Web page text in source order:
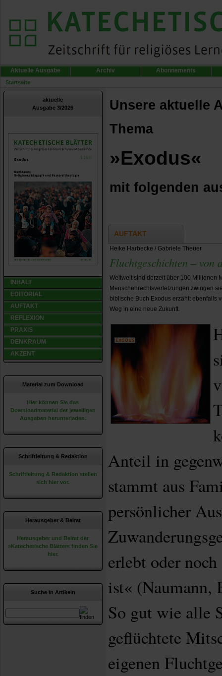
Aktuelle Ausgabe Archiv Abonnements
Startseite
aktuelle
Ausgabe 3/2026
INHALT
EDITORIAL
AUFTAKT
REFLEXION
PRAXIS
DENKRAUM
AKZENT
Material zum Download
Hier können Sie das
Downloadmaterial der jeweiligen
Ausgaben herunterladen.
Schriftleitung & Redaktion
Schriftleitung & Redaktion stellen
sich hier vor.
Herausgeber & Beirat
Herausgeber und Beirat der
»Katechetische Blätter« finden Sie
hier.
Suche in Artikeln
Unsere aktuelle
Thema
»Exodus«
mit folgenden
AUFTAKT
Heike Harbecke / Gabriele Theuer
Fluchtgeschichten – von
Weltweit sind derzeit über 100 Millionen
Menschenrechtsverletzungen zwingen
biblische Buch Exodus erzählt ebenfalls
Weg in eine neue Zukunft.
Anteil in
stammt aus
persönlicher
erlebt oder
ist« (Naumann,
So gut wie alle
geflüchtete
eigenen